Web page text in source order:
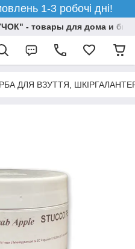
1-3 робочі дні!
- товары для дома и
ДЛЯ ВЗУТТЯ,